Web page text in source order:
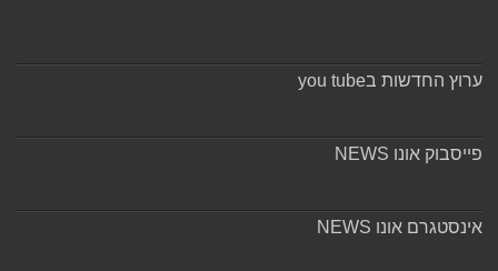
ערוץ החדשות בyou tube
פייסבוק אונו NEWS
אינסטגרם אונו NEWS